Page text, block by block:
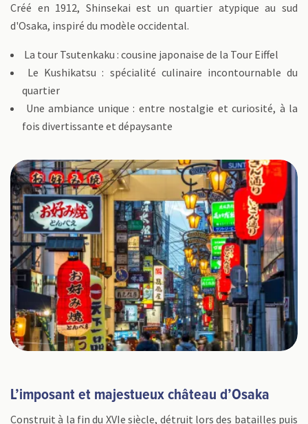
Créé en 1912, Shinsekai est un quartier atypique au sud
d'Osaka, inspiré du modèle occidental.
​ La tour Tsutenkaku : cousine japonaise de la Tour Eiffel
​ Le Kushikatsu : spécialité culinaire incontournable du
quartier
​ Une ambiance unique : entre nostalgie et curiosité, à la
fois divertissante et dépaysante
L’imposant et majestueux château d’Osaka
Construit à la fin du XVIe siècle, détruit lors des batailles puis